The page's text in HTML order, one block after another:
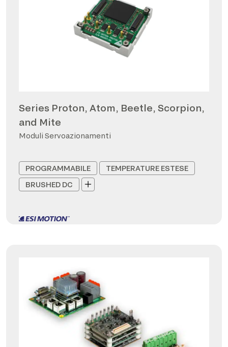
Series Proton, Atom, Beetle, Scorpion,
and Mite
Moduli Servoazionamenti
PROGRAMMABILE
TEMPERATURE ESTESE
BRUSHED DC